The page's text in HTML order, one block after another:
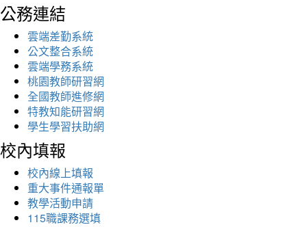
公務連結
雲端差勤系統
公文整合系統
雲端學務系統
桃園教師研習網
全國教師進修網
特教知能研習網
學生學習扶助網
校內填報
校內線上填報
重大事件通報單
教學活動申請
115職課務選填